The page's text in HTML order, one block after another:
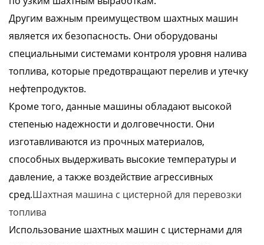
Другим важным преимуществом шахтных машин
является их безопасность. Они оборудованы
специальными системами контроля уровня налива
топлива, которые предотвращают перелив и утечку
нефтепродуктов.
Кроме того, данные машины обладают высокой
степенью надежности и долговечности. Они
изготавливаются из прочных материалов,
способных выдерживать высокие температуры и
давление, а также воздействие агрессивных
сред.Шахтная машина с цистерной для перевозки
топлива
Использование шахтных машин с цистернами для